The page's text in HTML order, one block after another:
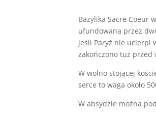
Bazylika Sacre Coeur
ufundowana przez
jeśli Paryż nie ucierpi
zakończono tuż
W wolno stojącej
serce to waga około
W absydzie można